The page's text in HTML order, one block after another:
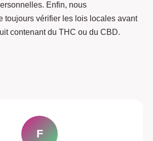
Enfin, nous
toujours vérifier les lois locales avant
contenant du THC ou du CBD.
F